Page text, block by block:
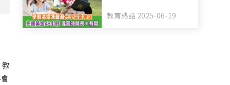
教
憶法 溫習時間長不等於
教育熱話 2025-06-19